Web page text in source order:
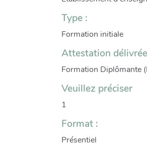
Type :
Formation initiale
Attestation
Formation Diplômante
Veuillez préciser
1
Format :
Présentiel